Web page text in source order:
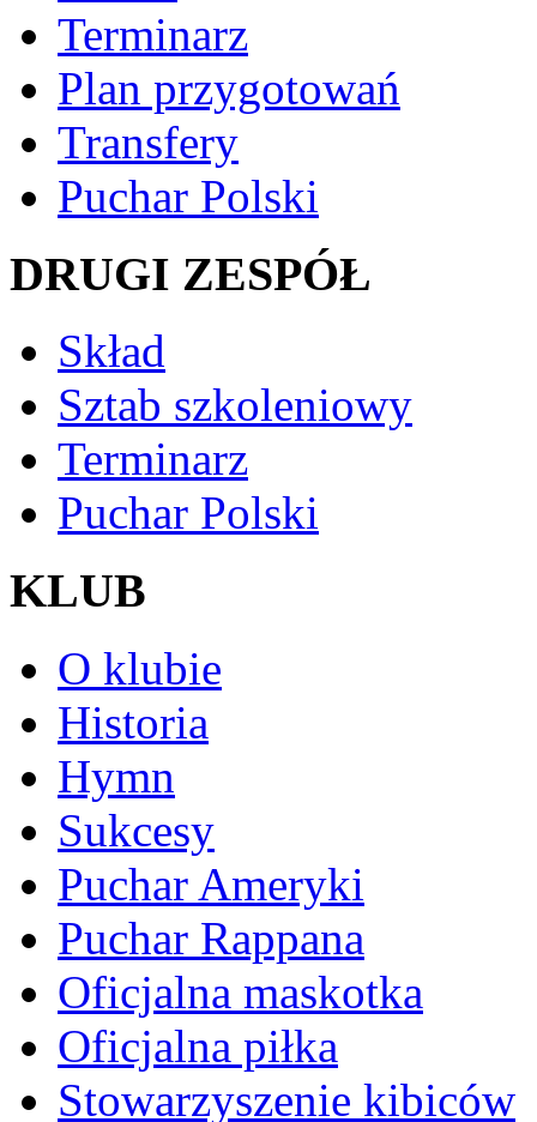
Terminarz
Plan przygotowań
Transfery
Puchar Polski
DRUGI ZESPÓŁ
Skład
Sztab szkoleniowy
Terminarz
Puchar Polski
KLUB
O klubie
Historia
Hymn
Sukcesy
Puchar Ameryki
Puchar Rappana
Oficjalna maskotka
Oficjalna piłka
Stowarzyszenie kibiców